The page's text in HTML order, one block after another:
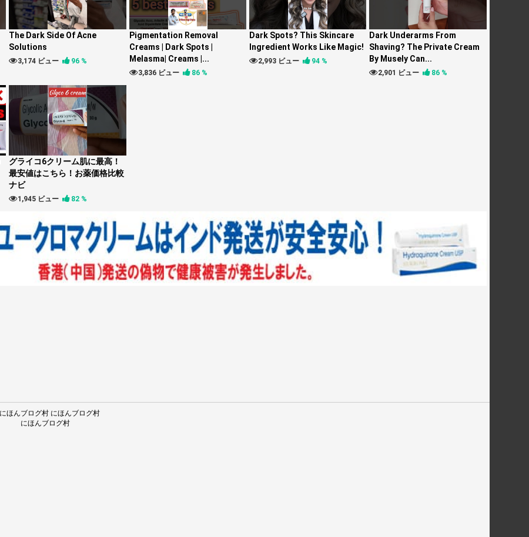
The Dark Side Of Acne
Solutions
3,174 ビュー 96 %
Pigmentation Removal
Creams | Dark Spots |
Melasma| Creams |...
3,836 ビュー 86 %
Dark Spots? This Skincare
Ingredient Works Like Magic!
2,993 ビュー 94 %
Dark Underarms From
Shaving? The Private Cream
By Musely Can...
2,901 ビュー 86 %
グライコ6クリーム肌に最高！
最安値はこちら！お薬価格比較
ナビ
1,945 ビュー 82 %
にほんブログ村